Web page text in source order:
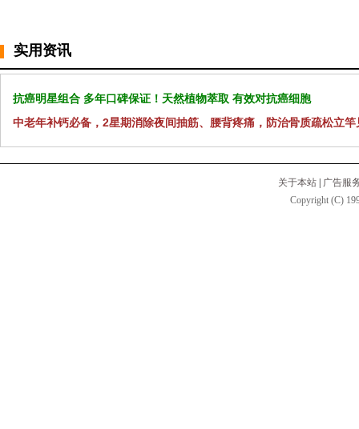
实用资讯
抗癌明星组合 多年口碑保证！天然植物萃取 有效对抗癌细胞
中老年补钙必备，2星期消除夜间抽筋、腰背疼痛，防治骨质疏松立竿
关于本站
广告服
Copyright (C)